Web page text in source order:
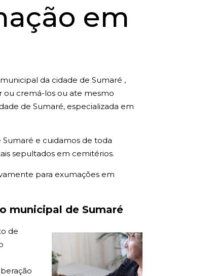
em
da cidade de Sumaré ,
ou cremá-los ou ate mesmo
de Sumaré, especializada em
e cuidamos de toda
sepultados em cemitérios.
para exumações em
municipal de Sumaré
de